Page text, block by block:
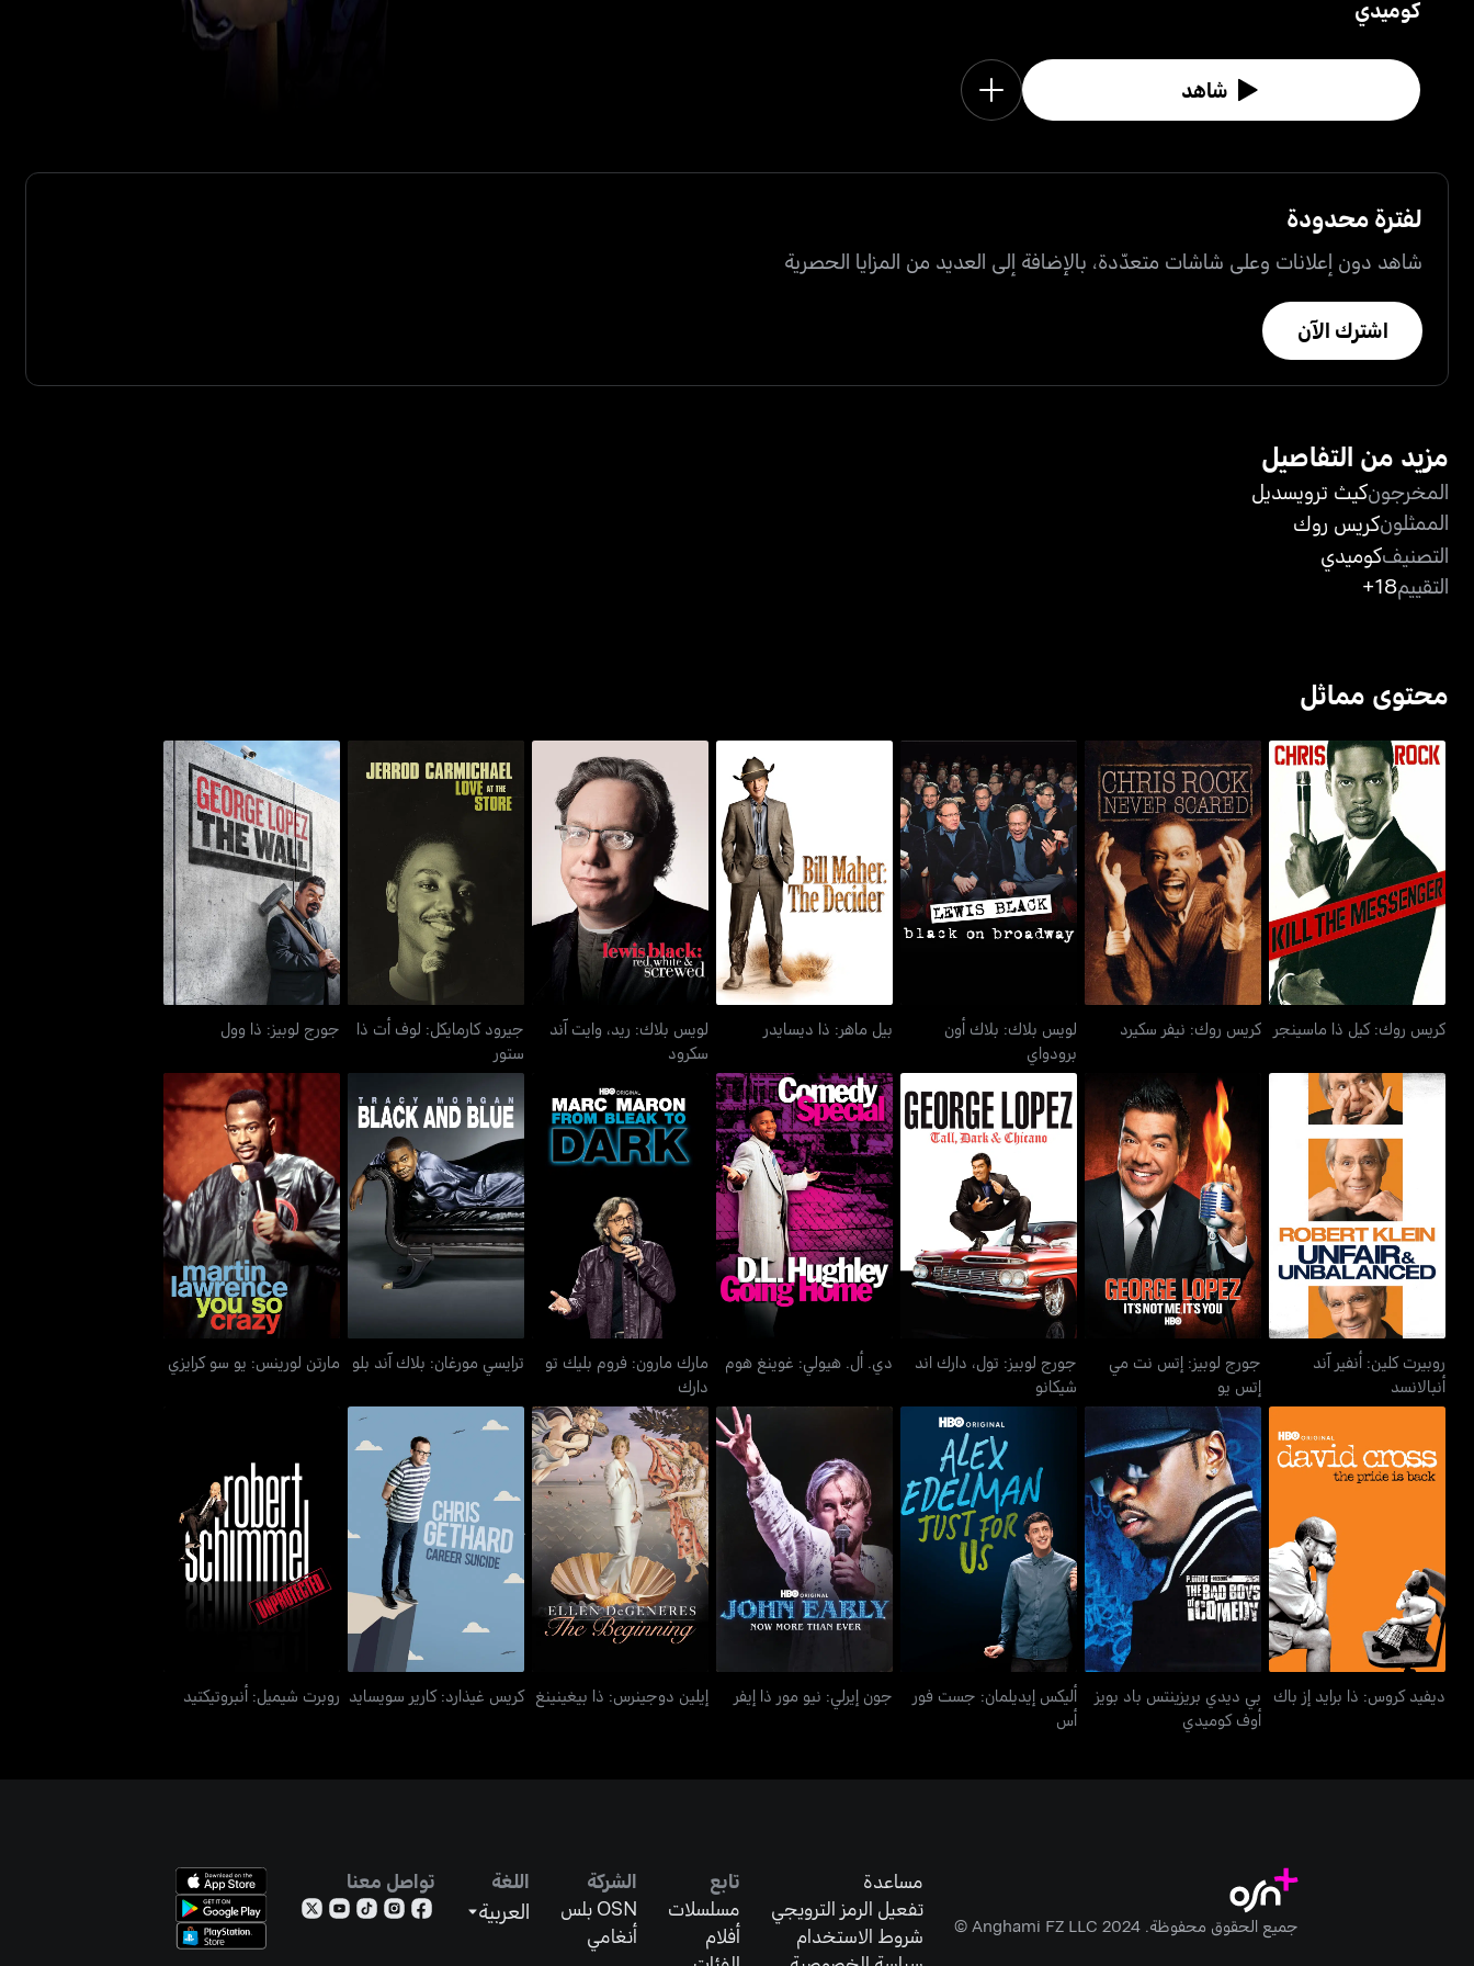
كوميدي
شاهد
لفترة محدودة
شاهد دون إعلانات وعلى شاشات متعدّدة، بالإضافة إلى العديد من المزايا الحصرية
اشترك الآن
مزيد من التفاصيل
المخرجونكيث ترويسديل
الممثلونكريس روك
التصنيفكوميدي
التقييم18+
محتوى مماثل
كريس روك: كيل ذا ماسينجر
كريس روك: كيل ذا ماسينجر
كريس روك: نيفر سكيرد
كريس روك: نيفر سكيرد
لويس بلاك: بلاك أون
برودواي
لويس بلاك: بلاك أون
برودواي
بيل ماهر: ذا ديسايدر
بيل ماهر: ذا ديسايدر
لويس بلاك: ريد، وايت آند
سكرود
لويس بلاك: ريد، وايت آند
سكرود
جيرود كارمايكل: لوف أت ذا
ستور
جيرود كارمايكل: لوف أت ذا
ستور
جورج لوبيز: ذا وول
جورج لوبيز: ذا وول
روبيرت كلين: أنفير آند
أنبالانسد
روبيرت كلين: أنفير آند
أنبالانسد
جورج لوبيز: إتس نت مي
إتس يو
جورج لوبيز: إتس نت مي
إتس يو
جورج لوبيز: تول، دارك اند
شيكانو
جورج لوبيز: تول، دارك اند
شيكانو
دي. أل. هيولي: غوينغ هوم
دي. أل. هيولي: غوينغ هوم
مارك مارون: فروم بليك تو
دارك
مارك مارون: فروم بليك تو
دارك
ترايسي مورغان: بلاك آند بلو
ترايسي مورغان: بلاك آند بلو
مارتن لورينس: يو سو كرايزي
مارتن لورينس: يو سو كرايزي
ديفيد كروس: ذا برايد إز باك
ديفيد كروس: ذا برايد إز باك
بي ديدي بريزينتس باد بويز
أوف كوميدي
بي ديدي بريزينتس باد بويز
أوف كوميدي
أليكس إيديلمان: جست فور
أس
أليكس إيديلمان: جست فور
أس
جون إيرلي: نيو مور ذا إيفر
جون إيرلي: نيو مور ذا إيفر
إيلين دوجينرس: ذا بيغينينغ
إيلين دوجينرس: ذا بيغينينغ
كريس غيذارد: كارير سويسايد
كريس غيذارد: كارير سويسايد
روبرت شيميل: أنبروتيكتيد
روبرت شيميل: أنبروتيكتيد
جميع الحقوق محفوظة. Anghami FZ LLC 2024 ©
مساعدة
تفعيل الرمز الترويجي
شروط الاستخدام
تابع
مسلسلات
أفلام
الشركة
OSN بلس
أنغامي
اللغة
العربية
تواصل معنا